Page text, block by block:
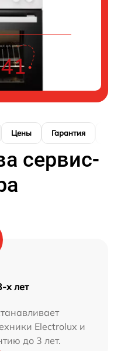
Цены Гарантия
сервис-
х лет
Electrolux и
до 3 лет.